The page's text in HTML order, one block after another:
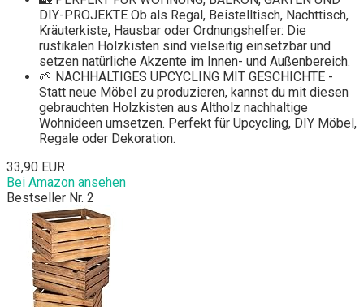
DIY-PROJEKTE Ob als Regal, Beistelltisch, Nachttisch,
Kräuterkiste, Hausbar oder Ordnungshelfer: Die
rustikalen Holzkisten sind vielseitig einsetzbar und
setzen natürliche Akzente im Innen- und Außenbereich.
🌱 NACHHALTIGES UPCYCLING MIT GESCHICHTE -
Statt neue Möbel zu produzieren, kannst du mit diesen
gebrauchten Holzkisten aus Altholz nachhaltige
Wohnideen umsetzen. Perfekt für Upcycling, DIY Möbel,
Regale oder Dekoration.
33,90 EUR
Bei Amazon ansehen
Bestseller Nr. 2